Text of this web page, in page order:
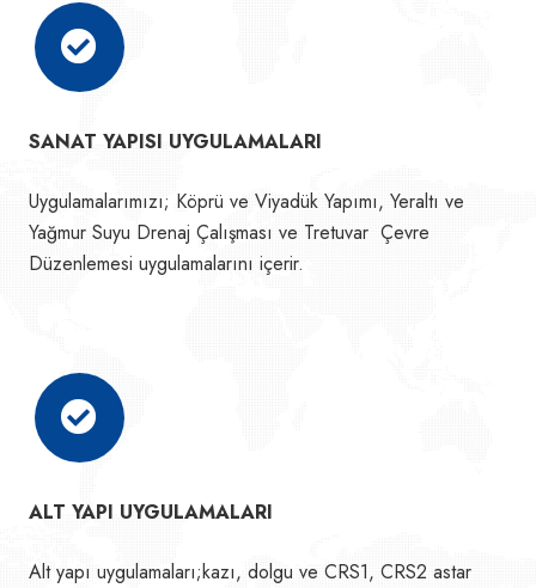
SANAT YAPISI UYGULAMALARI
Uygulamalarımızı; Köprü ve Viyadük Yapımı, Yeraltı ve
Yağmur Suyu Drenaj Çalışması ve Tretuvar Çevre
Düzenlemesi uygulamalarını içerir.
ALT YAPI UYGULAMALARI
Alt yapı uygulamaları;kazı, dolgu ve CRS1, CRS2 astar